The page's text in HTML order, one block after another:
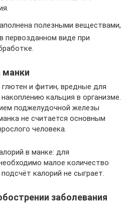
полезными веществами,
первозданном виде при
манки
и фитин, вредные для
кальция в организме.
поджелудочной железы
не считается основным
человека.
в манке: для
малое количество
калорий не сыграет.
заболевания